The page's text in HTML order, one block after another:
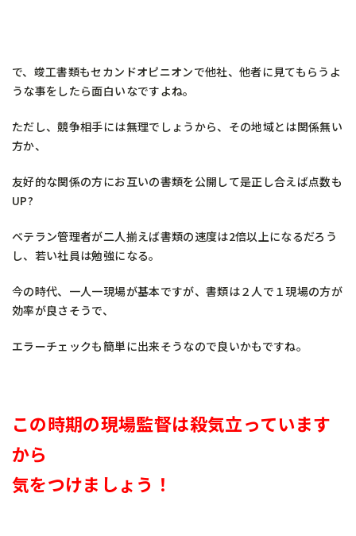
で、竣工書類もセカンドオピニオンで他社、他者に見てもらうよ
うな事をしたら面白いなですよね。
ただし、競争相手には無理でしょうから、その地域とは関係無い
方か、
友好的な関係の方にお互いの書類を公開して是正し合えば点数も
UP?
ベテラン管理者が二人揃えば書類の速度は2倍以上になるだろう
し、若い社員は勉強になる。
今の時代、一人一現場が基本ですが、書類は２人で１現場の方が
効率が良さそうで、
エラーチェックも簡単に出来そうなので良いかもですね。
この時期の現場監督は殺気立っています
から
気をつけましょう！